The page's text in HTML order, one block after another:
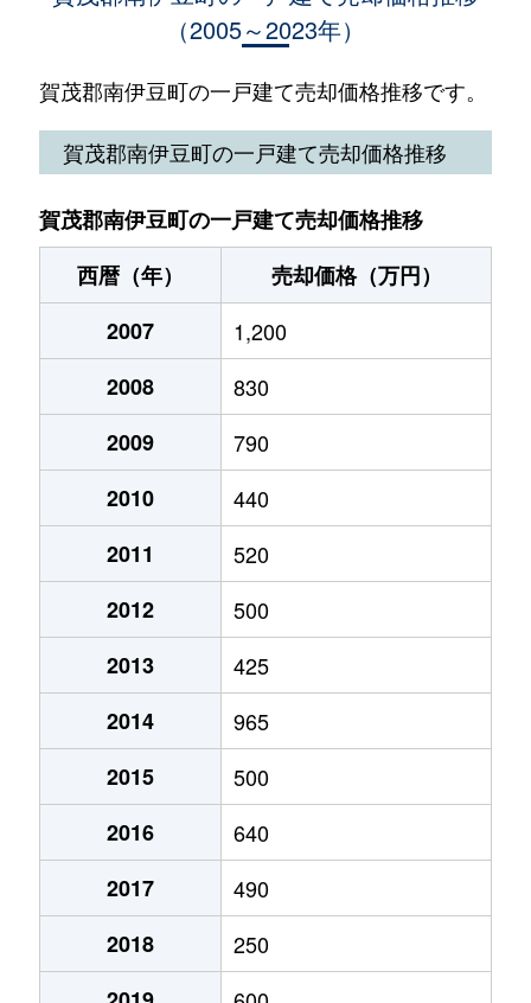
（2005～2023年）
賀茂郡南伊豆町の一戸建て売却価格推移です。
賀茂郡南伊豆町の一戸建て売却価格推移
賀茂郡南伊豆町の一戸建て売却価格推移
西暦（年）
売却価格（万円）
2007
1,200
2008
830
2009
790
2010
440
2011
520
2012
500
2013
425
2014
965
2015
500
2016
640
2017
490
2018
250